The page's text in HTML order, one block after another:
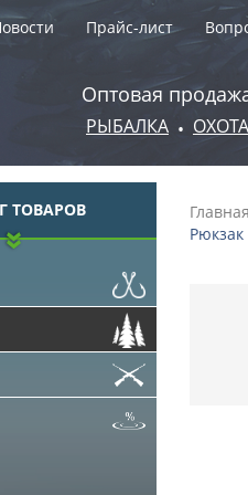
Прайс-лист
Оптовая
РЫБАЛКА • ОХОТА
ТОВАРОВ Главная